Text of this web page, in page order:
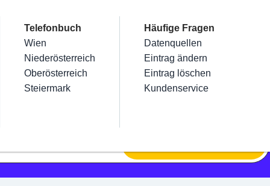
Kategorien
Friseur
Nägel
Haarentfernung
Make-Up
Für Unternehmer
Terminbuchung
Kostenlose Beratung
Top Branchen
Elektriker
Installateure
Maler & Lackierer
Branchen A-Z
Mein Firmeneintrag
Eintrag hinzufügen
Eintrag beanspruchen
Eintrag verwalten
Eintrag bewerben
Telefonbuch
Wien
Niederösterreich
Oberösterreich
Steiermark
Häufige Fragen
Datenquellen
Eintrag ändern
Eintrag löschen
Kundenservice